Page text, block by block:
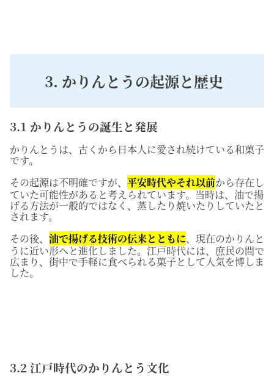
3. かりんとうの起源と歴史
3.1 かりんとうの誕生と発展
かりんとうは、古くから日本人に愛され続けている和菓子
です。
その起源は不明確ですが、 平安時代やそれ以前から存在し
ていた可能性があると考えられています。当時は、油で揚
げる方法が一般的ではなく、蒸したり焼いたりしていたと
されます。
その後、 油で揚げる技術の伝来とともに、現在のかりんと
うに近い形へと進化しました。江戸時代には、庶民の間で
広まり、街中で手軽に食べられる菓子として人気を博しま
した。
3.2 江戸時代のかりんとう文化